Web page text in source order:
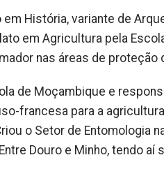
História, variante de
em Agricultura pela
nas áreas de
de Moçambique e
francesa para a
o Setor de Entomologia
Douro e Minho, tendo